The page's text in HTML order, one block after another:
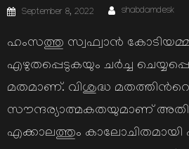
Posted
on
September 8, 2022 Author
shabdamdesk
ഹംസത്തു സ്വഫ്വാന്‍
എഴുതപ്പെടുകയും ചര്‍ച്ച
മതമാണ്. വിശുദ്ധ
സൗന്ദര്യാത്മകതയുമാണ്
എക്കാലത്തും കാലോചിതമായി